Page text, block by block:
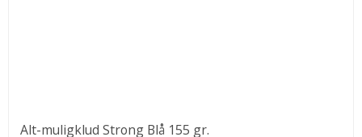
Alt-muligklud Strong Blå 155 gr.